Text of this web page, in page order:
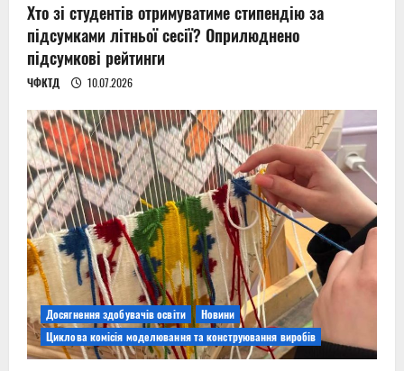
Хто зі студентів отримуватиме стипендію за
підсумками літньої сесії? Оприлюднено
підсумкові рейтинги
ЧФКТД 10.07.2026
Досягнення здобувачів освіти
Новини
Циклова комісія моделювання та конструювання виробів